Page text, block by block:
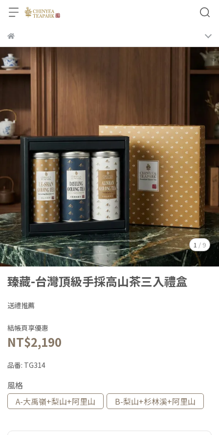
1 / 9
臻藏-台灣頂級手採高山茶三入禮盒
送禮推薦
結帳頁享優惠
NT$2,190
品番: TG314
風格
A-大禹嶺+梨山+阿里山
B-梨山+杉林溪+阿里山